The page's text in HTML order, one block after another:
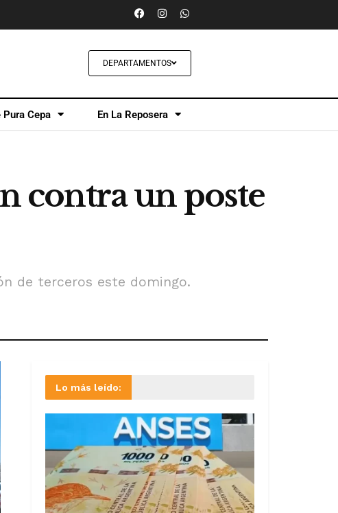
DEPARTAMENTOS
Pura Cepa En La Reposera
contra un poste
de terceros este domingo.
Lo más leído: